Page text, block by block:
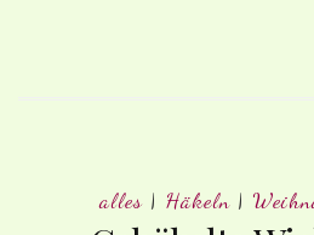
alles| Häkeln|